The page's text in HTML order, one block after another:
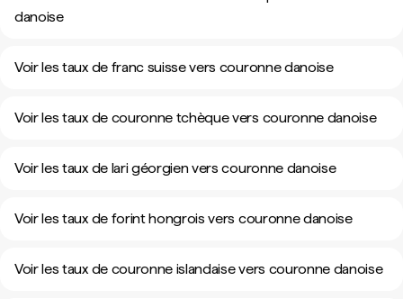
danoise
Voir les taux de franc suisse vers couronne danoise
Voir les taux de couronne tchèque vers couronne danoise
Voir les taux de lari géorgien vers couronne danoise
Voir les taux de forint hongrois vers couronne danoise
Voir les taux de couronne islandaise vers couronne danoise